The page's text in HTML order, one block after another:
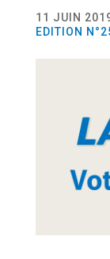
11 JUIN
EDITION